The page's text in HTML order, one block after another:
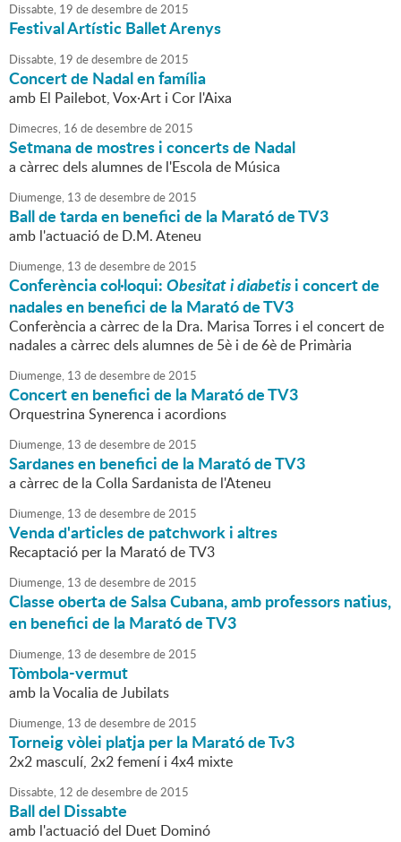
Dissabte, 19 dedesembrede2015
Festival Artístic Ballet Arenys
Dissabte, 19 dedesembrede2015
Concert de Nadal en família
amb El Pailebot, Vox·Art i Cor l'Aixa
Dimecres, 16 dedesembrede2015
Setmana de mostres i concerts de Nadal
a càrrec dels alumnes de l'Escola de Música
Diumenge, 13 dedesembrede2015
Ball de tarda en benefici de la Marató de TV3
amb l'actuació de D.M. Ateneu
Diumenge, 13 dedesembrede2015
Conferència col·loqui:Obesitat i diabetisi concert de
nadales en benefici de la Marató de TV3
Conferència a càrrec de la Dra. Marisa Torres i el concert de
nadales a càrrec dels alumnes de 5è i de 6è de Primària
Diumenge, 13 dedesembrede2015
Concert en benefici de la Marató de TV3
Orquestrina Synerenca i acordions
Diumenge, 13 dedesembrede2015
Sardanes en benefici de la Marató de TV3
a càrrec de la Colla Sardanista de l'Ateneu
Diumenge, 13 dedesembrede2015
Venda d'articles de patchwork i altres
Recaptació per la Marató de TV3
Diumenge, 13 dedesembrede2015
Classe oberta de Salsa Cubana, amb professors natius,
en benefici de la Marató de TV3
Diumenge, 13 dedesembrede2015
Tòmbola-vermut
amb la Vocalia de Jubilats
Diumenge, 13 dedesembrede2015
Torneig vòlei platja per la Marató de Tv3
2x2 masculí, 2x2 femení i 4x4 mixte
Dissabte, 12 dedesembrede2015
Ball del Dissabte
amb l'actuació del Duet Dominó